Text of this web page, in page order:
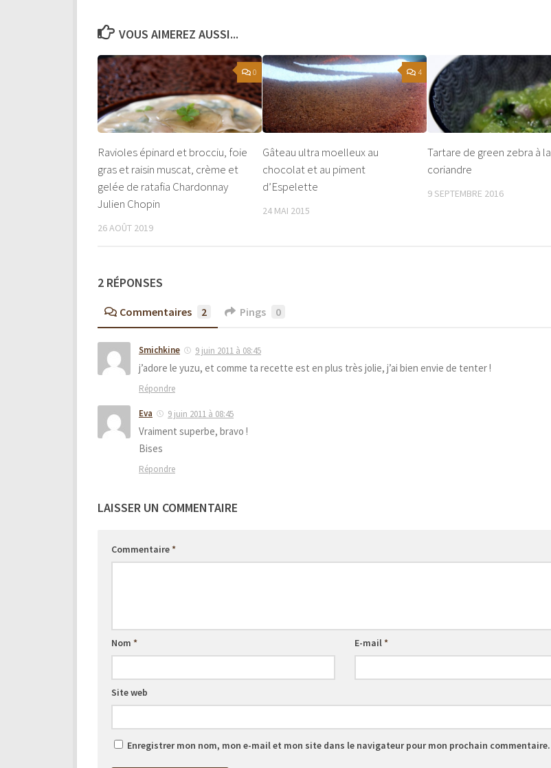
VOUS AIMEREZ AUSSI...
0
Ravioles épinard et brocciu, foie
gras et raisin muscat, crème et
gelée de ratafia Chardonnay
Julien Chopin
26 AOÛT 2019
4
Gâteau ultra moelleux au
chocolat et au piment
d’Espelette
24 MAI 2015
Tartare de green zebra à la
coriandre
9 SEPTEMBRE 2016
2 RÉPONSES
Commentaires 2 Pings 0
Smichkine 9 juin 2011 à 08:45
j’adore le yuzu, et comme ta recette est en plus très jolie, j’ai bien envie de tenter !
Répondre
Eva 9 juin 2011 à 08:45
Vraiment superbe, bravo !
Bises
Répondre
LAISSER UN COMMENTAIRE
Commentaire*
Nom * E-mail*
Site web
Enregistrer mon nom, mon e-mail et mon site dans le navigateur pour mon prochain commentaire.